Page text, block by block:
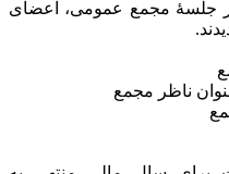
جلسۀ مجمع عمومی، اعضای
ناظر مجمع